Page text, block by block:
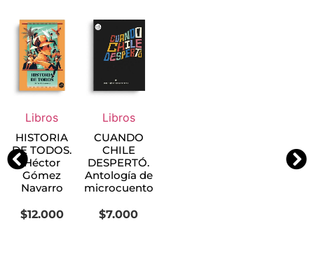
Libros
HISTORIA
DE TODOS.
Héctor
Gómez
Navarro
$12.000
Libros
CUANDO
CHILE
DESPERTÓ.
Antología de
microcuentos
$7.000